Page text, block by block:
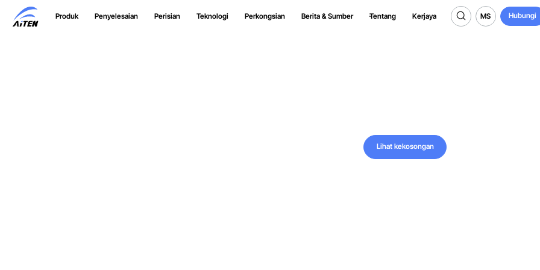
Langkau
Produk Penyelesaian Perisian Teknologi Perkongsian Berita & Sumber Tentang Kerjaya
MS
MS
Hubungi
Hubungi
Lihat kekosongan